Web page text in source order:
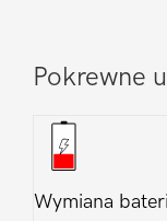
Pokrewne
Wymiana